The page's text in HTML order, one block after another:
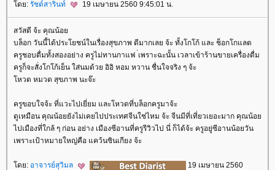
ดย: รัชต์สารินท์ 19 เมษายน 2560 9:45:01 น.
สวัสดี จ้ะ คุณน้อ
บล็อก วันนี้ได้ประโยชน์ในเรื่องสุขภาพ ดีมากเลย จ้ะ ทั้งโกโก้ และ ช็อกโกแลต
ครูชอบดื่มทั้งสองอย่าง ครูไม่ทานกาแฟ ่เพราะฉะนั้น เวลาเข้าร้านขายเครื่องดื่ม
ครูก็จะสั่งโกโก้เย็น ใส่นมด้วย อิอิ หอม หวาน ชื่นใจจริง ๆ จ้ะ
หวด หมวด สุขภาพ นะจ๊ะ
ครูขอบใจจ้ะ ที่แวะไปเยี่ยม และโหวดที่บล็อกครูมาจ้ะ
ดูเหมือน คุณน้อยยังไม่เคยไปประเทศจีนใช่ไหม จ้ะ จีนมีที่เที่ยวเยอะมาก คุณน้อ
ไปเมืองที่ใกล้ ๆ ก่อน อย่าง เมืองซีอานที่ครูรีวิวไป นี่ ก็ได้จ้ะ ครูอยู่ซีอานน้อยวัน
เพราะเป้าหมายใหญ่คือ แคว้นซินเกียง จ้ะ
ดย: อาจารย์สุวิมล
19 เมษายน 2560